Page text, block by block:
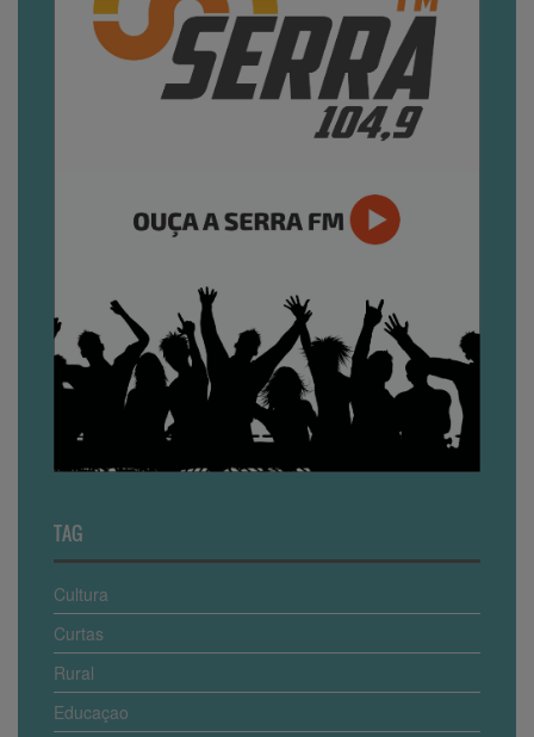
TAG
Cultura
Curtas
Rural
Educaçao